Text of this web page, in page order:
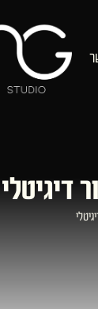
ר
דיגיטלי